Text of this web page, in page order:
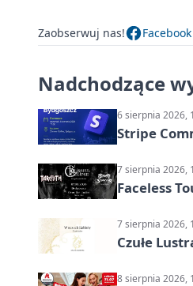
Zaobserwuj nas! Facebook
Nadchodzące
6 sierpnia 2026,
Stripe
7 sierpnia 2026,
Faceless
7 sierpnia 2026,
Czułe
8 sierpnia 2026,